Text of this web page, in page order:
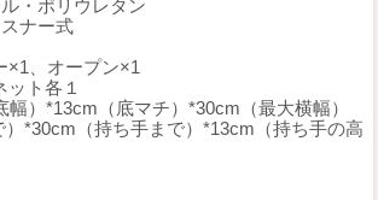
・ポリウレタン
ナー式
×1、オープン×1
ット各１
幅）*13cm（底マチ）*30cm（最大横幅）
*30cm（持ち手まで）*13cm（持ち手の高